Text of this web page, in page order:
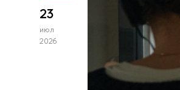
23
июл
2026